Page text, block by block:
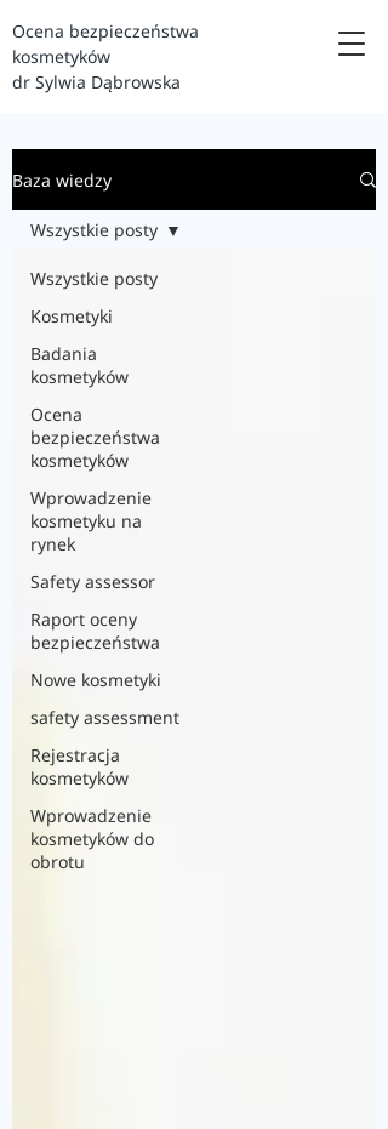
Ocena bezpieczeństwa
kosmetyków
dr Sylwia Dąbrowska
Baza wiedzy
Wszystkie posty
Kosmetyki
Badania
kosmetyków
Ocena
bezpieczeństwa
kosmetyków
Wprowadzenie
kosmetyku na
rynek
Safety assessor
Raport oceny
bezpieczeństwa
Nowe kosmetyki
safety assessment
Rejestracja
kosmetyków
Wprowadzenie
kosmetyków do
obrotu
Wszystkie posty